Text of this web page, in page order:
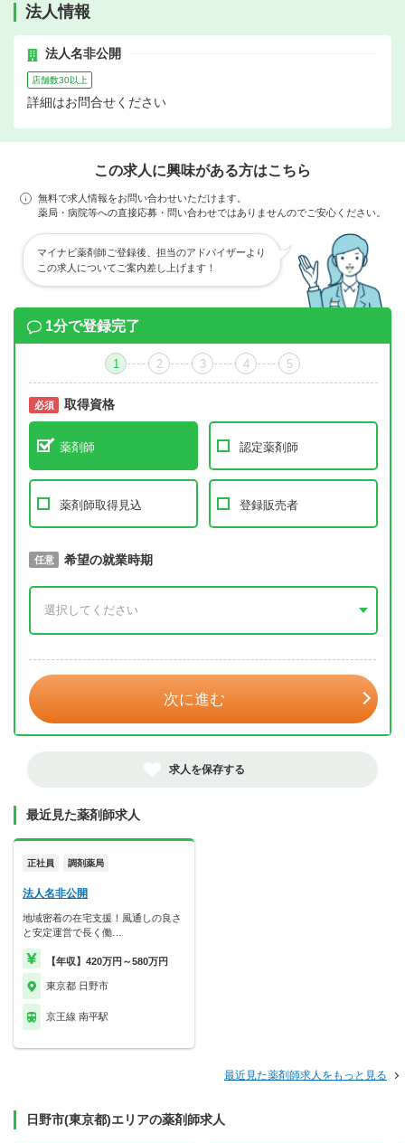
法人情報
法人名非公開
店舗数30以上
詳細はお問合せください
この求人に興味がある方はこちら
無料で求人情報をお問い合わせいただけます。
薬局・病院等への直接応募・問い合わせではありませんのでご安心ください。
マイナビ薬剤師ご登録後、担当のアドバイザーより
この求人についてご案内差し上げます！
1分で登録完了
1 2 3 4 5
必須 取得資格
薬剤師 認定薬剤師
薬剤師取得見込 登録販売者
必須 取得予定年
任意 希望の就業時期
次に進む
求人を保存する
最近見た薬剤師求人
正社員 調剤薬局
法人名非公開
地域密着の在宅支援！風通しの良さ
と安定運営で長く働…
【年収】420万円～580万円
東京都 日野市
京王線 南平駅
最近見た薬剤師求人をもっと見る
日野市(東京都)エリアの薬剤師求人